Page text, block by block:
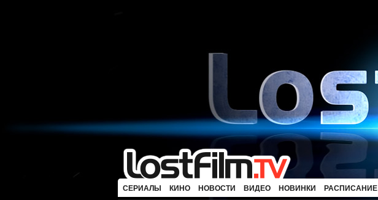
СЕРИАЛЫ КИНО НОВОСТИ ВИДЕО НОВИНКИ РАСПИСАНИЕ